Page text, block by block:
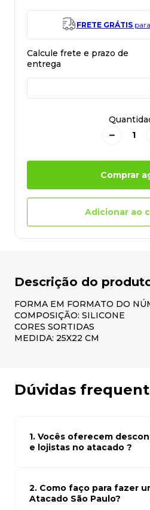
FRETE GRÁTISpara
－
Comprar
Adicionar ao
Descrição do
FORMA EM FORMATO DO
COMPOSIÇÃO: SILICONE
CORES SORTIDAS
MEDIDA: 25X22 CM
Dúvidas
1. Vocês oferecem
e lojistas no atacado ?
atacado empresas e compre
para seu modelo de negócio
2. Como faço para fazer
Atacado São Paulo?